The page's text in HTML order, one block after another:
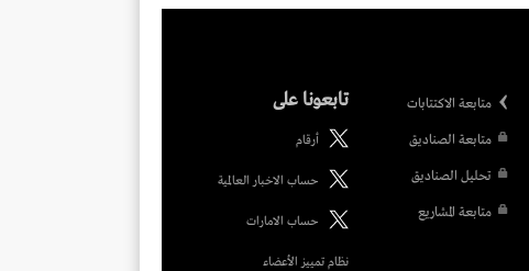
متابعة الاكتتابات
متابعة الصناديق
تحليل الصناديق
متابعة المشاريع
تابعونا على
أرقام
حساب الاخبار العالمية
حساب الامارات
نظام تمييز الأعضاء